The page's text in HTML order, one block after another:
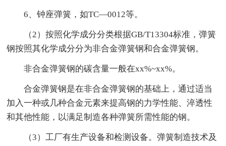
6、钟座弹簧，如TC—0012等。
（2）按照化学成分分类根据GB/T13304标准，弹簧
钢按照其化学成分分为非合金弹簧钢和合金弹簧钢。
非合金弹簧钢的碳含量一般在xx%~xx%。
合金弹簧钢是在非合金弹簧钢的基础上，通过适当
加入一种或几种合金元素来提高钢的力学性能、淬透性
和其他性能，以满足制造各种弹簧所需性能的钢。
（3）工厂有生产设备和检测设备。弹簧制造技术及